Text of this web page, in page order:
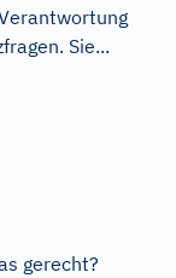
Sie...
gerecht?